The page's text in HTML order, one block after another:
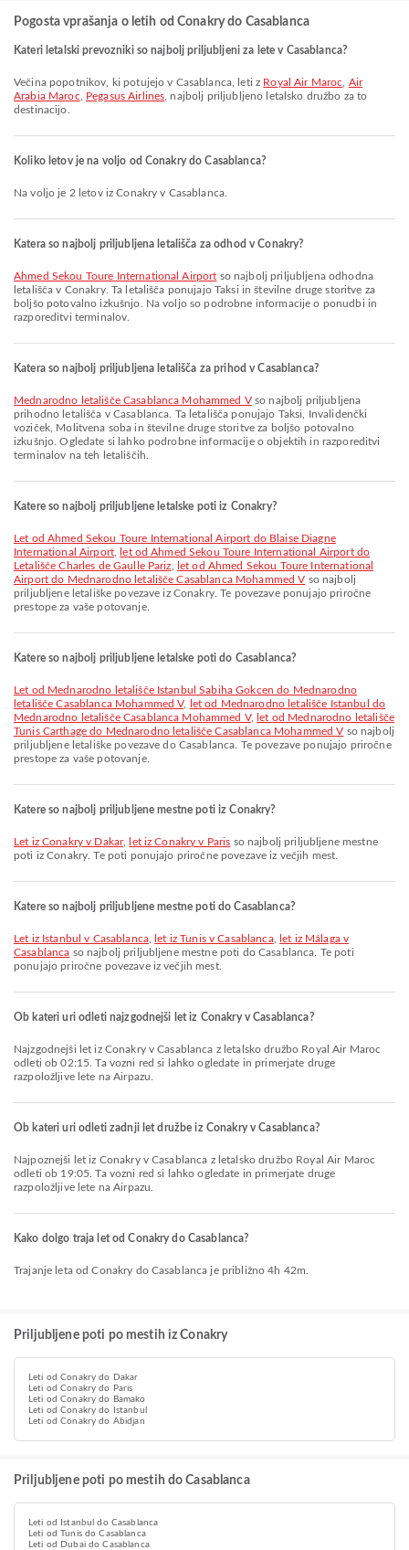
Pogosta vprašanja o letih od Conakry do Casablanca
Kateri letalski prevozniki so najbolj priljubljeni za lete v Casablanca?
Večina popotnikov, ki potujejo v Casablanca, leti z Royal Air Maroc
Air
Arabia Maroc
Pegasus Airlines , najbolj priljubljeno letalsko družbo za to
destinacijo.
Koliko letov je na voljo od Conakry do Casablanca?
Na voljo je 2 letov iz Conakry v Casablanca.
Katera so najbolj priljubljena letališča za odhod v Conakry?
Ahmed Sekou Toure International Airport so najbolj priljubljena odhodna
letališča v Conakry. Ta letališča ponujajo Taksi in številne druge storitve za
boljšo potovalno izkušnjo. Na voljo so podrobne informacije o ponudbi in
razporeditvi terminalov.
Katera so najbolj priljubljena letališča za prihod v Casablanca?
Mednarodno letališče Casablanca Mohammed Vso najbolj priljubljena
prihodno letališča v Casablanca. Ta letališča ponujajo Taksi, Invalidenčki
voziček, Molitvena soba in številne druge storitve za boljšo potovalno
izkušnjo. Ogledate si lahko podrobne informacije o objektih in razporeditvi
terminalov na teh letališčih.
Katere so najbolj priljubljene letalske poti iz Conakry?
let od Ahmed Sekou Toure International Airport do Blaise Diagne
International Airport,
let od Ahmed Sekou Toure International Airport do
Letališče Charles de Gaulle Pariz
let od Ahmed Sekou Toure International
Airport do Mednarodno letališče Casablanca Mohammed V so najbolj
priljubljene letališke povezave iz Conakry. Te povezave ponujajo priročne
prestope za vaše potovanje.
Katere so najbolj priljubljene letalske poti do Casablanca?
let od Mednarodno letališče Istanbul Sabiha Gokcen do Mednarodno
letališče Casablanca Mohammed V,
let od Mednarodno letališče Istanbul do
Mednarodno letališče Casablanca Mohammed V,
let od Mednarodno letališče
Tunis Carthage do Mednarodno letališče Casablanca Mohammed V so najbolj
priljubljene letališke povezave do Casablanca. Te povezave ponujajo priročne
prestope za vaše potovanje.
Katere so najbolj priljubljene mestne poti iz Conakry?
let iz Conakry v Dakar, let iz Conakry v Paris so najbolj priljubljene mestne
poti iz Conakry. Te poti ponujajo priročne povezave iz večjih mest.
Katere so najbolj priljubljene mestne poti do Casablanca?
let iz Istanbul v Casablanca, let iz Tunis v Casablanca,
let iz Málaga v
Casablanca so najbolj priljubljene mestne poti do Casablanca. Te poti
ponujajo priročne povezave iz večjih mest.
Ob kateri uri odleti najzgodnejši let iz Conakry v Casablanca?
Najzgodnejši let iz Conakry v Casablanca z letalsko družbo Royal Air Maroc
odleti ob 02:15. Ta vozni red si lahko ogledate in primerjate druge
razpoložljive lete na Airpazu.
Ob kateri uri odleti zadnji let družbe iz Conakry v Casablanca?
Najpoznejši let iz Conakry v Casablanca z letalsko družbo Royal Air Maroc
odleti ob 19:05. Ta vozni red si lahko ogledate in primerjate druge
razpoložljive lete na Airpazu.
Kako dolgo traja let od Conakry do Casablanca?
Trajanje leta od Conakry do Casablanca je približno 4h 42m.
Priljubljene poti po mestih iz Conakry
Leti od Conakry do Dakar
Leti od Conakry do Paris
Leti od Conakry do Bamako
Leti od Conakry do Istanbul
Leti od Conakry do Abidjan
Priljubljene poti po mestih do Casablanca
Leti od Istanbul do Casablanca
Leti od Tunis do Casablanca
Leti od Dubai do Casablanca